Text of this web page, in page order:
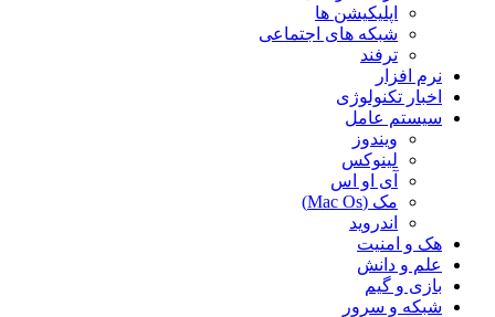
اپلیکیشن ها
شبکه های اجتماعی
ترفند
نرم افزار
اخبار تکنولوژی
سیستم عامل
ویندوز
لینوکس
آی او اس
مک (Mac Os)
اندروید
هک و امنیت
علم و دانش
بازی و گیم
شبکه و سرور